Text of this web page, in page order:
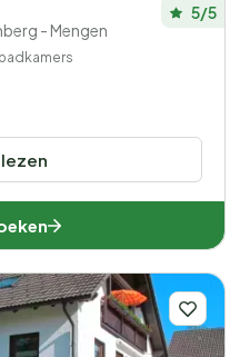
- Mengen
5/5
badkamers